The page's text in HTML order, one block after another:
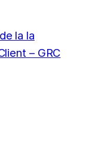
la la
– GRC